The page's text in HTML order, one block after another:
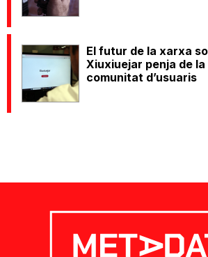
El futur de la xarxa
Xiuxiuejar penja de la
comunitat d’usuaris